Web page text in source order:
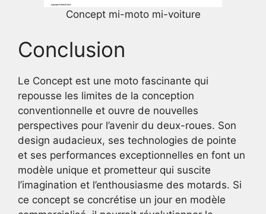
Concept mi-moto mi-voiture
Conclusion
Le Concept est une moto fascinante qui
repousse les limites de la conception
conventionnelle et ouvre de nouvelles
perspectives pour l’avenir du deux-roues. Son
design audacieux, ses technologies de pointe
et ses performances exceptionnelles en font un
modèle unique et prometteur qui suscite
l’imagination et l’enthousiasme des motards. Si
ce concept se concrétise un jour en modèle